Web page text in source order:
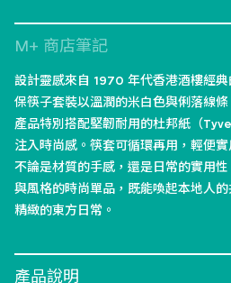
M+ 商店筆記
設計靈感來自 1970 年代香港酒樓經
保筷子套裝以溫潤的米白色與俐落線
產品特別搭配堅韌耐用的杜邦紙（
注入時尚感。筷套可循環再用，輕便
不論是材質的手感，還是日常的實用
與風格的時尚單品，既能喚起本地人
精緻的東方日常。
產品說明